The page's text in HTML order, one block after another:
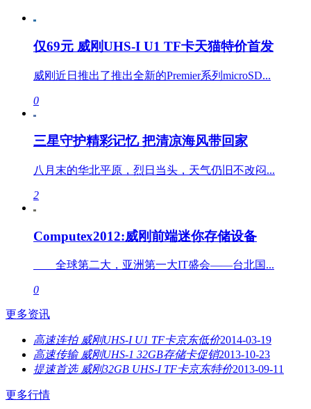
仅69元 威刚UHS-I U1 TF卡天猫特价首发
威刚近日推出了推出全新的Premier系列microSD...
0
三星守护精彩记忆 把清凉海风带回家
八月末的华北平原，烈日当头，天气仍旧不改闷...
2
Computex2012:威刚前端迷你存储设备
全球第二大，亚洲第一大IT盛会——台北国...
0
更多资讯
高速连拍 威刚UHS-I U1 TF卡京东低价2014-03-19
高速传输 威刚UHS-1 32GB存储卡促销2013-10-23
提速首选 威刚32GB UHS-I TF卡京东特价2013-09-11
更多行情